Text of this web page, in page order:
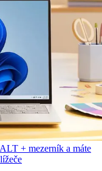
+ mezerník a máte